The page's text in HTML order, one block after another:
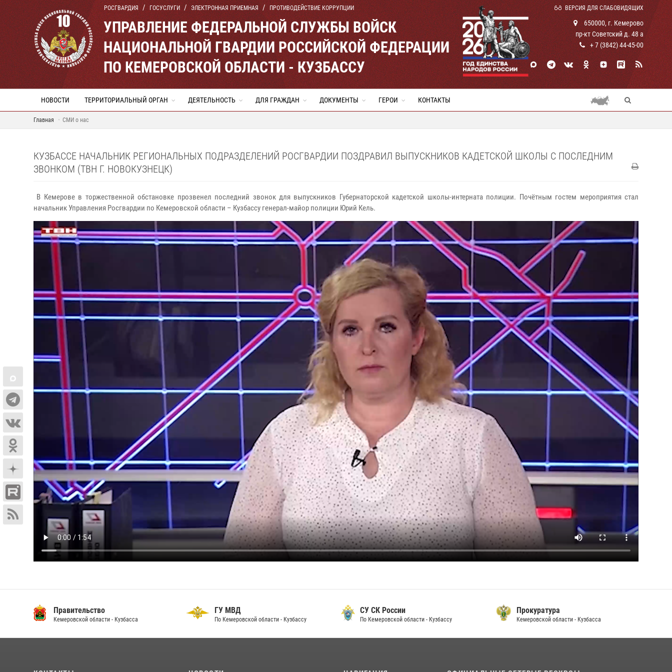
РОСГВАРДИЯ ГОСУСЛУГИ ЭЛЕКТРОННАЯ ПРИЕМНАЯ ПРОТИВОДЕЙСТВИЕ КОРРУПЦИИ ВЕРСИЯ ДЛЯ СЛАБОВИДЯЩИХ
УПРАВЛЕНИЕ ФЕДЕРАЛЬНОЙ СЛУЖБЫ ВОЙСК
НАЦИОНАЛЬНОЙ ГВАРДИИ РОССИЙСКОЙ ФЕДЕРАЦИИ
ПО КЕМЕРОВСКОЙ ОБЛАСТИ - КУЗБАССУ
650000, г. Кемерово
пр-кт Советский д. 48 а
+ 7 (3842) 44-45-00
НОВОСТИ ТЕРРИТОРИАЛЬНЫЙ ОРГАН ДЕЯТЕЛЬНОСТЬ ДЛЯ ГРАЖДАН ДОКУМЕНТЫ ГЕРОИ КОНТАКТЫ
Главная СМИ о нас
КУЗБАССЕ НАЧАЛЬНИК РЕГИОНАЛЬНЫХ ПОДРАЗДЕЛЕНИЙ РОСГВАРДИИ ПОЗДРАВИЛ ВЫПУСКНИКОВ КАДЕТСКОЙ ШКОЛЫ С ПОСЛЕДНИМ
ЗВОНКОМ (ТВН Г. НОВОКУЗНЕЦК)
В Кемерове в торжественной обстановке прозвенел последний звонок для выпускников Губернаторской кадетской школы-интерната полиции. Почётным гостем мероприятия стал
начальник Управления Росгвардии по Кемеровской области – Кузбассу генерал-майор полиции Юрий Кель.
Правительство
Кемеровской области - Кузбасса
ГУ МВД
По Кемеровской области - Кузбассу
СУ СК России
По Кемеровской области - Кузбассу
Прокуратура
Кемеровской области - Кузбасса